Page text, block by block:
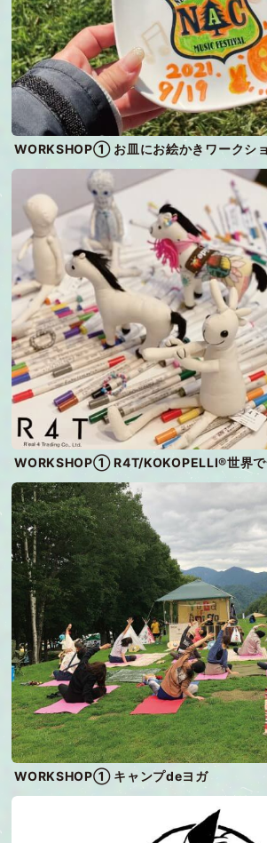
WORKSHOP① お皿にお絵かきワークシ
WORKSHOP① R4T/KOKOPELLI®世界で
WORKSHOP① キャンプdeヨガ